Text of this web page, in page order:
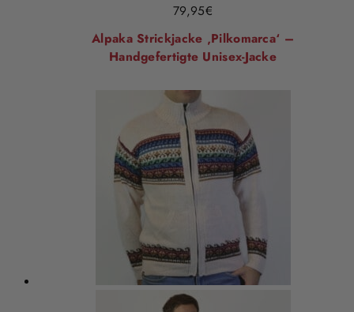
79,95€
Alpaka Strickjacke ‚Pilkomarca‘ –
Handgefertigte Unisex-Jacke